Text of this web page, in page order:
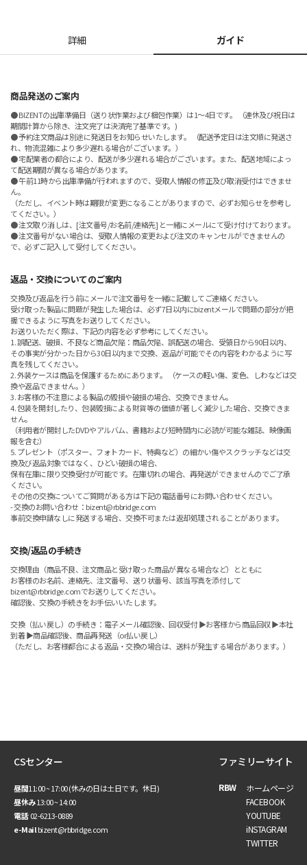
詳細 ガイド
商品発送のご案内
● BIZENTの出庫準備日（送り状作業および梱包作業）は1～4日です。 （連休及び祝日は
期間計算から除き、注文完了は決済完了基準です。)
● 予約注文商品は別途に発送日をお知らせいたします。 （配送予定日は注文順に発送さ
れ、物流混雑により多少遅れる場合がございます。）
● 宅配業者の都合により、配送が多少遅れる場合がございます。また、配送地域によっ
て配送期間が異なる場合があります。
● 午前11時から出庫準備が行われますので、受取人情報の修正及び取消受付はできませ
ん。
（ただし、イベント時は期限が変更になることがありますので、必ずお知らせを参考し
てください。）
● 注文取り消しは、[注文番号/お名前/連絡先] と一緒にメールにて受け付けております。
● 注文番号がない場合は、受取人情報の変更および注文のキャンセルができませんの
で、必ずご記入して受付してください。
返品・交換についてのご案内
交換及び返品を行う前にメールで注文番号を一緒に記載してご連絡ください。
受け取った製品に問題が発生した場合は、必ず7日以内にbizentメールで問題の部分が把
握できるように写真をお送りしてください。
お送りいただく際は、下記の内容を必ず参考にしてください。
1. 誤配送、破損、不良など商品欠陥：商品欠陥、誤配送の場合、受領日から90日以内、
その事実が分かった日から30日以内まで交換、返品が可能でその内容をわかるように写
真を残してください。
2. 外装ケースは商品を保護するためにあります。 （ケースの軽い傷、変色、しわなどは交
換や返品できません。）
3. お客様の不注意による製品の毀損や破損の場合、交換できません。
4. 包装を開封したり、包装毀損による財貨等の価値が著しく減少した場合、交換できま
せん。
（利用者が開封したDVDやアルバム、書籍および短時間内に必読が可能な雑誌、映像画
報を含む）
5. プレゼント（ポスター、フォトカード、特典など）の細かい傷やスクラッチなどは交
換及び返品対象ではなく、ひどい破損の場合、
保有在庫に限り交換受付が可能です。在庫切れの場合、再発送ができませんのでご了承
ください。
その他の交換についてご質問がある方は下記の電話番号にお問い合わせください。
- 交換のお問い合わせ：bizent@rbbridge.com
事前交換申請なしに発送する場合、交換不可または返却処理されることがあります。
交換/返品の手続き
交換理由（商品不良、注文商品と受け取った商品が異なる場合など）とともに
お客様のお名前、連絡先、注文番号、送り状番号、該当写真を添付して
bizent@rbbridge.comでお送りしてください。
確認後、交換の手続きをお手伝いいたします。
交換（払い戻し）の手続き：電子メール確認後、回収受付 ▶お客様から商品回収 ▶本社
到着 ▶商品確認後、商品再発送（or払い戻し）
（ただし、お客様都合による返品・交換の場合は、送料が発生する場合があります。）
CSセンター
昼間11:00 ~ 17:00 (休みの日は土日です。休日)
昼休み13:00 ~ 14:00
電話02-6213-0889
e-Mailbizent@rbbridge.com
ファミリーサイト
RBW
ホームページ
FACEBOOK
YOUTUBE
iNSTAGRAM
TWITTER